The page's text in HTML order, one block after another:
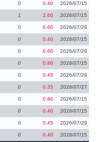
0 0.40 2026/07/15
1 2.60 2026/07/15
0 0.60 2026/07/29
0 0.40 2026/07/15
0 0.60 2026/07/29
0 0.80 2026/07/15
0 0.45 2026/07/29
0 0.35 2026/07/27
0 0.80 2026/07/15
0 0.40 2026/07/15
0 0.45 2026/07/29
0 0.40 2026/07/15